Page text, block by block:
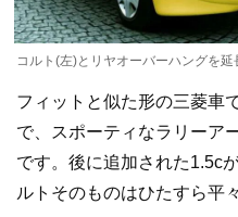
コルト(左)とリヤオーバーハングを
フィットと似た形の三菱車
で、スポーティなラリーア
です。後に追加された1.5c
ルトそのものはひたすら平